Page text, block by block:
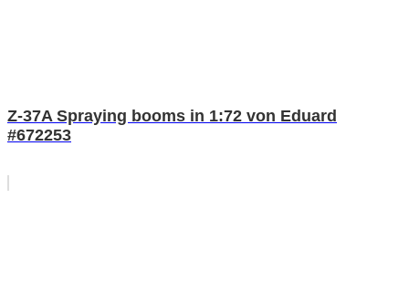
Z-37A Spraying booms in 1:72 von Eduard
#672253